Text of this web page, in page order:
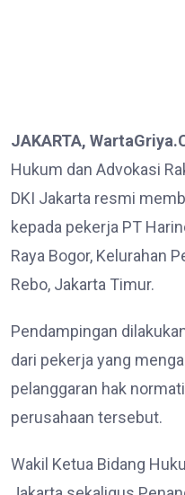
JAKARTA,
Hukum dan Advokasi
DKI Jakarta resmi
kepada pekerja PT
Raya Bogor, Kelurahan
Rebo, Jakarta Timur.
Pendampingan
dari pekerja yang
pelanggaran hak
perusahaan tersebut.
Wakil Ketua Bidang